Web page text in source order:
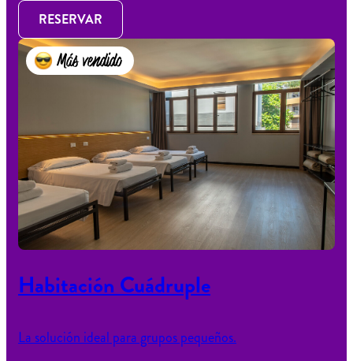
RESERVAR
Más vendido
Habitación Cuádruple
La solución ideal para grupos pequeños.